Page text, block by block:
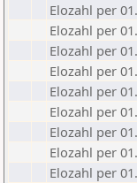
Elozahl per
Elozahl per
Elozahl per
Elozahl per
Elozahl per
Elozahl per
Elozahl per
Elozahl per
Elozahl per